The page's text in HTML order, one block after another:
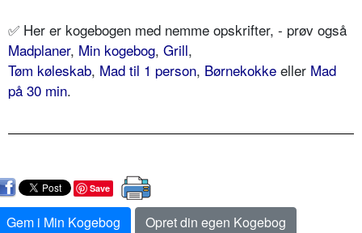
✅ Her er kogebogen med nemme opskrifter, - prøv også
Madplaner, Min kogebog, Grill,
Tøm køleskab, Mad til 1 person, Børnekokke eller Mad
på 30 min.
Save
Gem i Min Kogebog
Opret din egen Kogebog